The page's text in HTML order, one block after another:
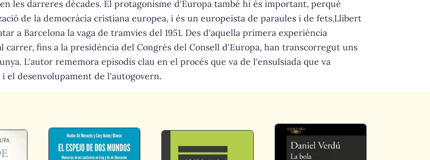
les darreres dècades. El protagonisme d'Europa també hi és important, perquè
de la democràcia cristiana europea, i és un europeista de paraules i de fets.Llibert
a Barcelona la vaga de tramvies del 1951. Des d'aquella primera experiència
fins a la presidència del Congrés del Consell d'Europa, han transcorregut uns
L'autor rememora episodis clau en el procés que va de l'ensulsiada que va
el desenvolupament de l'autogovern.